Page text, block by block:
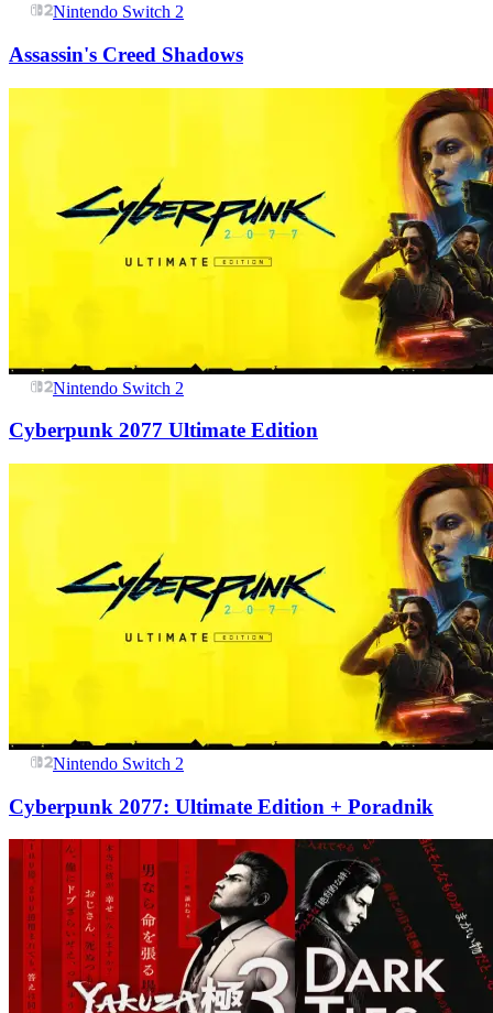
Nintendo Switch 2
Assassin's Creed Shadows
Nintendo Switch 2
Cyberpunk 2077 Ultimate Edition
Nintendo Switch 2
Cyberpunk 2077: Ultimate Edition + Poradnik